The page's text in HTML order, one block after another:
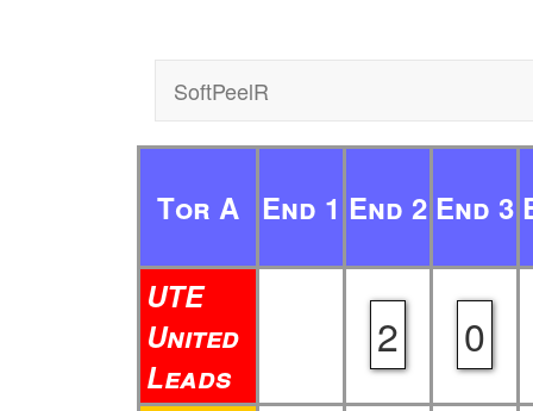
SoftPeelR
Tor A End 1 End 2 End 3
UTE
United
Leads
2 0